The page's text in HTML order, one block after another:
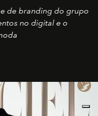
de branding do grupo
no digital e o